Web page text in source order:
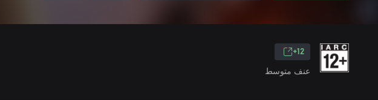
12+
عنف متوسط